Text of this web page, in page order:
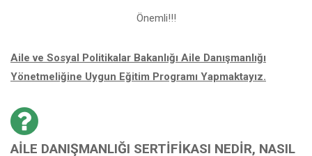
Önemli!!!
Aile ve Sosyal Politikalar Bakanlığı Aile Danışmanlığı
Yönetmeliğine Uygun Eğitim Programı Yapmaktayız.
AILE DANIŞMANLIĞI SERTIFIKASI NEDIR, NASIL